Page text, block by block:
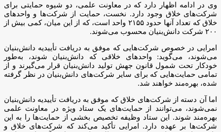
وی در ادامه اظهار دارد که در معاونت علمی، دو شیوه حمایتی برای
شرکت‌های خلاق وجود دارد. نخست، حمایت از شرکت‌ها و واحد‌های
خلاق که تعداد آنها حدود ۲۱۵۵ واحد است، که از این میان، کمی بیش از
۲۰۰ شرکت دانش‌بنیان محسوب می‌شوند.
امرایی در خصوص شرکت‌هایی که موفق به دریافت تأییدیه دانش‌بنیان
می‌شوند، می‌گوید: واحد‌های خلاقی که دانش‌بنیان شوند، به‌طور
خودکار تحت شمول قانون جهش تولید دانش‌بنیان قرار می‌گیرند و از
تمامی حمایت‌هایی که برای سایر شرکت‌های دانش‌بنیان در نظر گرفته
شده، بهره‌مند خواهند شد.
اما آن دسته از شرکت‌های خلاق که موفق به دریافت تأییدیه دانش‌بنیان
نمی‌شوند، می‌توانند از حمایت‌های یک ستاد ویژه در معاونت علمی
بهره‌مند شوند. این ستاد وظیفه تخصیص بخشی از حمایت‌ها را به این
شرکت‌ها بر عهده دارد. امرایی تأکید می‌کند که شرکت‌های خلاق و